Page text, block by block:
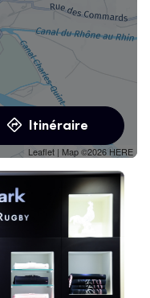
Leaflet | Map ©2026 HERE
Itinéraire